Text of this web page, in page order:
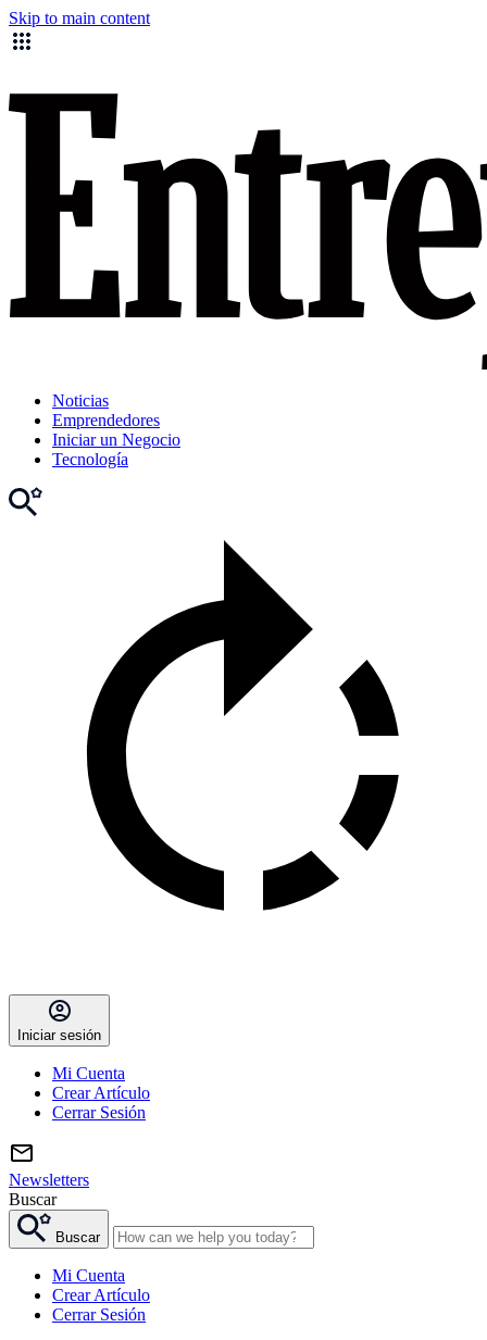
Skip to main content
Noticias
Emprendedores
Iniciar un Negocio
Tecnología
Iniciar sesión
Mi Cuenta
Crear Artículo
Cerrar Sesión
Newsletters
Buscar
Buscar
Mi Cuenta
Crear Artículo
Cerrar Sesión